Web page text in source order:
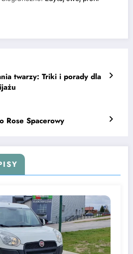
twarzy: Triki i porady dla
Rose Spacerowy